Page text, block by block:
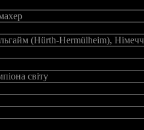
(Hürth-Hermülheim),
світу